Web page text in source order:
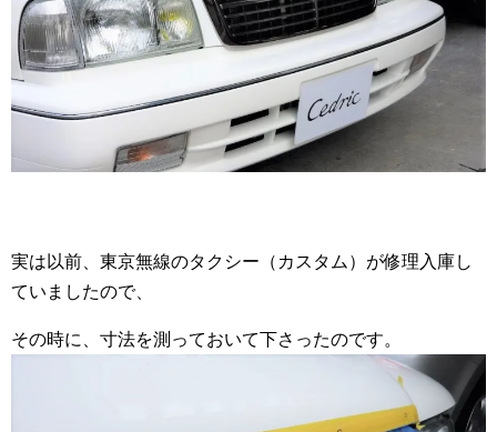
実は以前、東京無線のタクシー（カスタム）が修理入庫し
ていましたので、
その時に、寸法を測っておいて下さったのです。